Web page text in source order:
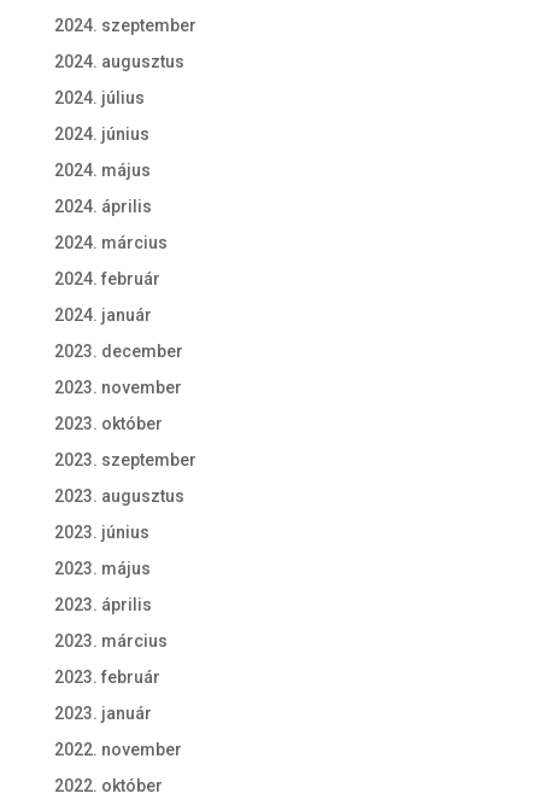
2024. szeptember
2024. augusztus
2024. július
2024. június
2024. május
2024. április
2024. március
2024. február
2024. január
2023. december
2023. november
2023. október
2023. szeptember
2023. augusztus
2023. június
2023. május
2023. április
2023. március
2023. február
2023. január
2022. november
2022. október